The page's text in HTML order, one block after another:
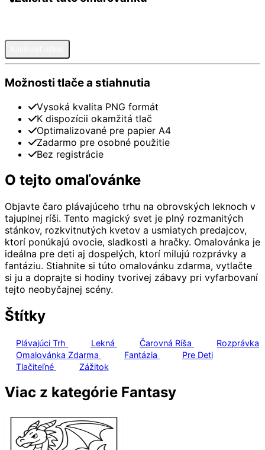
Možnosti tlače a stiahnutia
Vysoká kvalita PNG formát
K dispozícii okamžitá tlač
Optimalizované pre papier A4
Zadarmo pre osobné použitie
Bez registrácie
O tejto omaľovánke
Objavte čaro plávajúceho trhu na obrovských leknoch v
tajuplnej ríši. Tento magický svet je plný rozmanitých
stánkov, rozkvitnutých kvetov a usmiatych predajcov,
ktorí ponúkajú ovocie, sladkosti a hračky. Omalovánka je
ideálna pre deti aj dospelých, ktorí milujú rozprávky a
fantáziu. Stiahnite si túto omalovánku zdarma, vytlačte
si ju a doprajte si hodiny tvorivej zábavy pri vyfarbovaní
tejto neobyčajnej scény.
Štítky
Plávajúci Trh Lekná Čarovná Ríša
Rozprávka
Omalovánka Zdarma
Fantázia
Pre Deti
Tlačiteľné
Zážitok
Viac z kategórie Fantasy